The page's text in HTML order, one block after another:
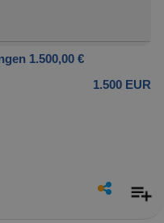
1.500,00 €
1.500 EUR